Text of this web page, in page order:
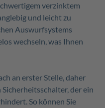
verzinktem
und leicht zu
Auswurfsystems
wechseln, was Ihnen
an erster Stelle, daher
der ein
So können Sie